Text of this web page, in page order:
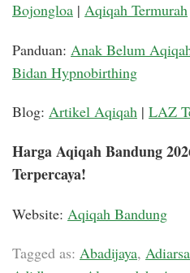
Bojongloa | Aqiqah Termurah
Panduan: Anak Belum
Bidan Hypnobirthing
Blog: Artikel Aqiqah | LAZ
Harga Aqiqah Bandung
Terpercaya!
Website: Aqiqah Bandung
Tagged as: Abadijaya,